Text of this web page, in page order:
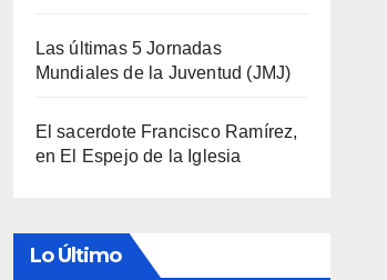
Las últimas 5 Jornadas
Mundiales de la Juventud (JMJ)
El sacerdote Francisco Ramírez,
en El Espejo de la Iglesia
Lo Último